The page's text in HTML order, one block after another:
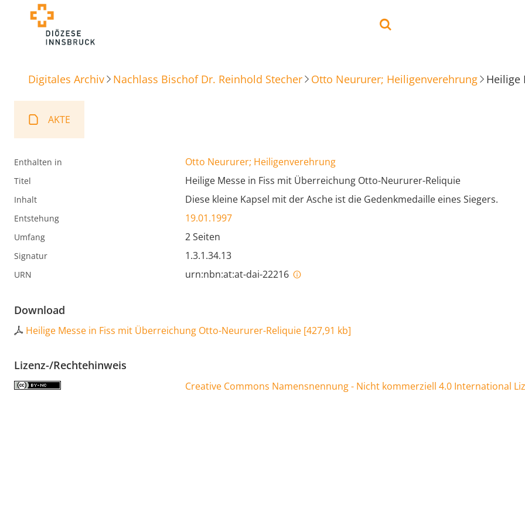
Digitales Archiv Nachlass Bischof Dr. Reinhold Stecher Otto Neururer; Heiligenverehrung
AKTE
Enthalten in Otto Neururer; Heiligenverehrung
Titel Heilige Messe in Fiss mit Überreichung Otto-Neururer-Reliquie
Inhalt Diese kleine Kapsel mit der Asche ist die Gedenkmedaille eines Siegers.
Entstehung 19.01.1997
Umfang 2 Seiten
Signatur 1.3.1.34.13
URN urn:nbn:at:at-dai-22216
Download
Heilige Messe in Fiss mit Überreichung Otto-Neururer-Reliquie [427,91 kb]
Lizenz-/Rechtehinweis
Creative Commons Namensnennung - Nicht kommerziell 4.0 International